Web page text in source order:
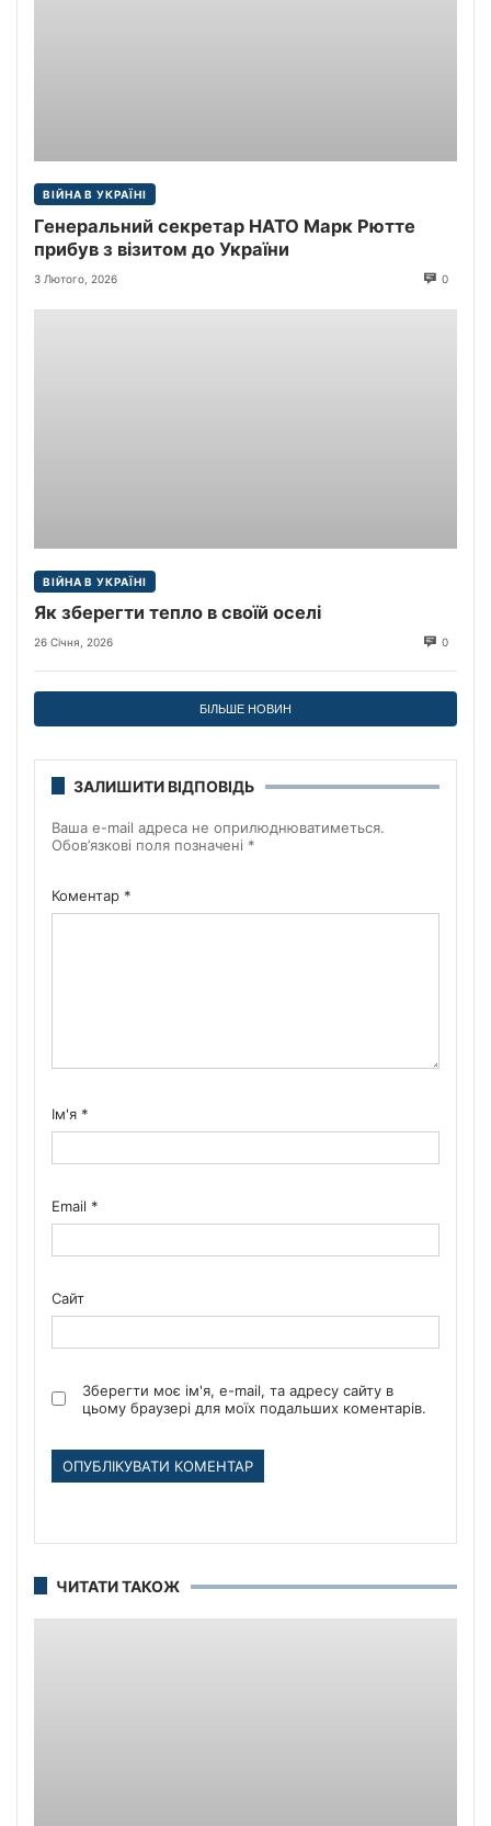
ВІЙНА В УКРАЇНІ
Генеральний секретар НАТО Марк Рютте
прибув з візитом до України
3 Лютого, 2026 0
ВІЙНА В УКРАЇНІ
Як зберегти тепло в своїй оселі
26 Січня, 2026 0
БІЛЬШЕ НОВИН
ЗАЛИШИТИ ВІДПОВІДЬ
Ваша e-mail адреса не оприлюднюватиметься.
Обов’язкові поля позначені *
Коментар *
Ім'я *
Email *
Сайт
Зберегти моє ім'я, e-mail, та адресу сайту в
цьому браузері для моїх подальших коментарів.
ЧИТАТИ ТАКОЖ